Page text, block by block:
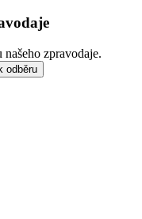
zpravodaje.
odběru